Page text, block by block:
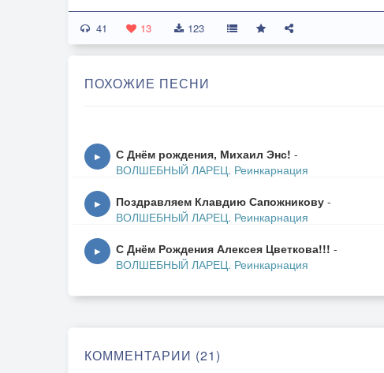
Души тех, кто слушает тебя.
Голос твой твоим подобен строкам
Твоё слово каждое - под током.
Под тебя ламбаду не станцуешь,
С пьяных глаз тебе не подпоёшь.
Не расходник ты, ядрёна вошь!
Оставайся же самим собою,
Не пытайся втиснуться в мейнстрим,
Спой нам, чтоб пробило до костей!
41 13 123
ПОХОЖИЕ ПЕСНИ
▶ С Днём рождения, Михаил Энс! -
ВОЛШЕБНЫЙ ЛАРЕЦ. Реинкарнация
▶ Поздравляем Клавдию Сапожникову -
ВОЛШЕБНЫЙ ЛАРЕЦ. Реинкарнация
▶ С Днём Рождения Алексея Цветкова!!! -
ВОЛШЕБНЫЙ ЛАРЕЦ. Реинкарнация
КОММЕНТАРИИ (21)